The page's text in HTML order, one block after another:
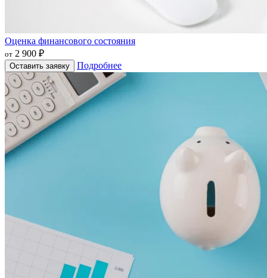
Оценка финансового состояния
от 2 900 ₽
Оставить заявку Подробнее